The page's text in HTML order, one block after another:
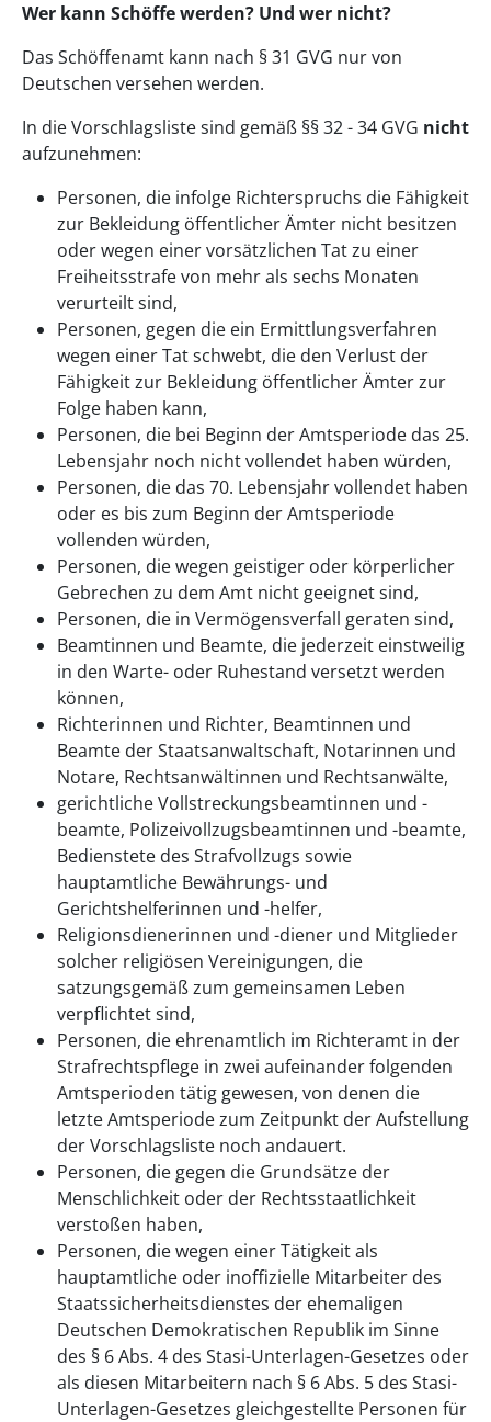
Wer kann Schöffe werden? Und wer nicht?
Das Schöffenamt kann nach § 31 GVG nur von
Deutschen versehen werden.
In die Vorschlagsliste sind gemäß §§ 32 - 34 GVG nicht
aufzunehmen:
Personen, die infolge Richterspruchs die Fähigkeit
zur Bekleidung öffentlicher Ämter nicht besitzen
oder wegen einer vorsätzlichen Tat zu einer
Freiheitsstrafe von mehr als sechs Monaten
verurteilt sind,
Personen, gegen die ein Ermittlungsverfahren
wegen einer Tat schwebt, die den Verlust der
Fähigkeit zur Bekleidung öffentlicher Ämter zur
Folge haben kann,
Personen, die bei Beginn der Amtsperiode das 25.
Lebensjahr noch nicht vollendet haben würden,
Personen, die das 70. Lebensjahr vollendet haben
oder es bis zum Beginn der Amtsperiode
vollenden würden,
Personen, die wegen geistiger oder körperlicher
Gebrechen zu dem Amt nicht geeignet sind,
Personen, die in Vermögensverfall geraten sind,
Beamtinnen und Beamte, die jederzeit einstweilig
in den Warte- oder Ruhestand versetzt werden
können,
Richterinnen und Richter, Beamtinnen und
Beamte der Staatsanwaltschaft, Notarinnen und
Notare, Rechtsanwältinnen und Rechtsanwälte,
gerichtliche Vollstreckungsbeamtinnen und -
beamte, Polizeivollzugsbeamtinnen und -beamte,
Bedienstete des Strafvollzugs sowie
hauptamtliche Bewährungs- und
Gerichtshelferinnen und -helfer,
Religionsdienerinnen und -diener und Mitglieder
solcher religiösen Vereinigungen, die
satzungsgemäß zum gemeinsamen Leben
verpflichtet sind,
Personen, die ehrenamtlich im Richteramt in der
Strafrechtspflege in zwei aufeinander folgenden
Amtsperioden tätig gewesen, von denen die
letzte Amtsperiode zum Zeitpunkt der Aufstellung
der Vorschlagsliste noch andauert.
Personen, die gegen die Grundsätze der
Menschlichkeit oder der Rechtsstaatlichkeit
verstoßen haben,
Personen, die wegen einer Tätigkeit als
hauptamtliche oder inoffizielle Mitarbeiter des
Staatssicherheitsdienstes der ehemaligen
Deutschen Demokratischen Republik im Sinne
des § 6 Abs. 4 des Stasi-Unterlagen-Gesetzes oder
als diesen Mitarbeitern nach § 6 Abs. 5 des Stasi-
Unterlagen-Gesetzes gleichgestellte Personen für